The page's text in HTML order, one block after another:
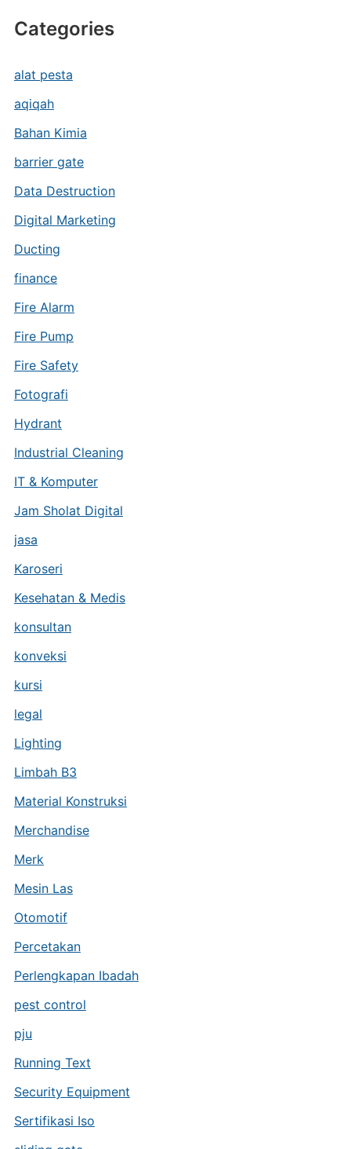
Categories
alat pesta
aqiqah
Bahan Kimia
barrier gate
Data Destruction
Digital Marketing
Ducting
finance
Fire Alarm
Fire Pump
Fire Safety
Fotografi
Hydrant
Industrial Cleaning
IT & Komputer
Jam Sholat Digital
jasa
Karoseri
Kesehatan & Medis
konsultan
konveksi
kursi
legal
Lighting
Limbah B3
Material Konstruksi
Merchandise
Merk
Mesin Las
Otomotif
Percetakan
Perlengkapan Ibadah
pest control
pju
Running Text
Security Equipment
Sertifikasi Iso